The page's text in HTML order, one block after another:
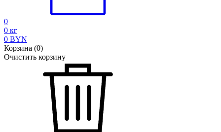
0
0 кг
0 BYN
Корзина (0)
Очистить корзину